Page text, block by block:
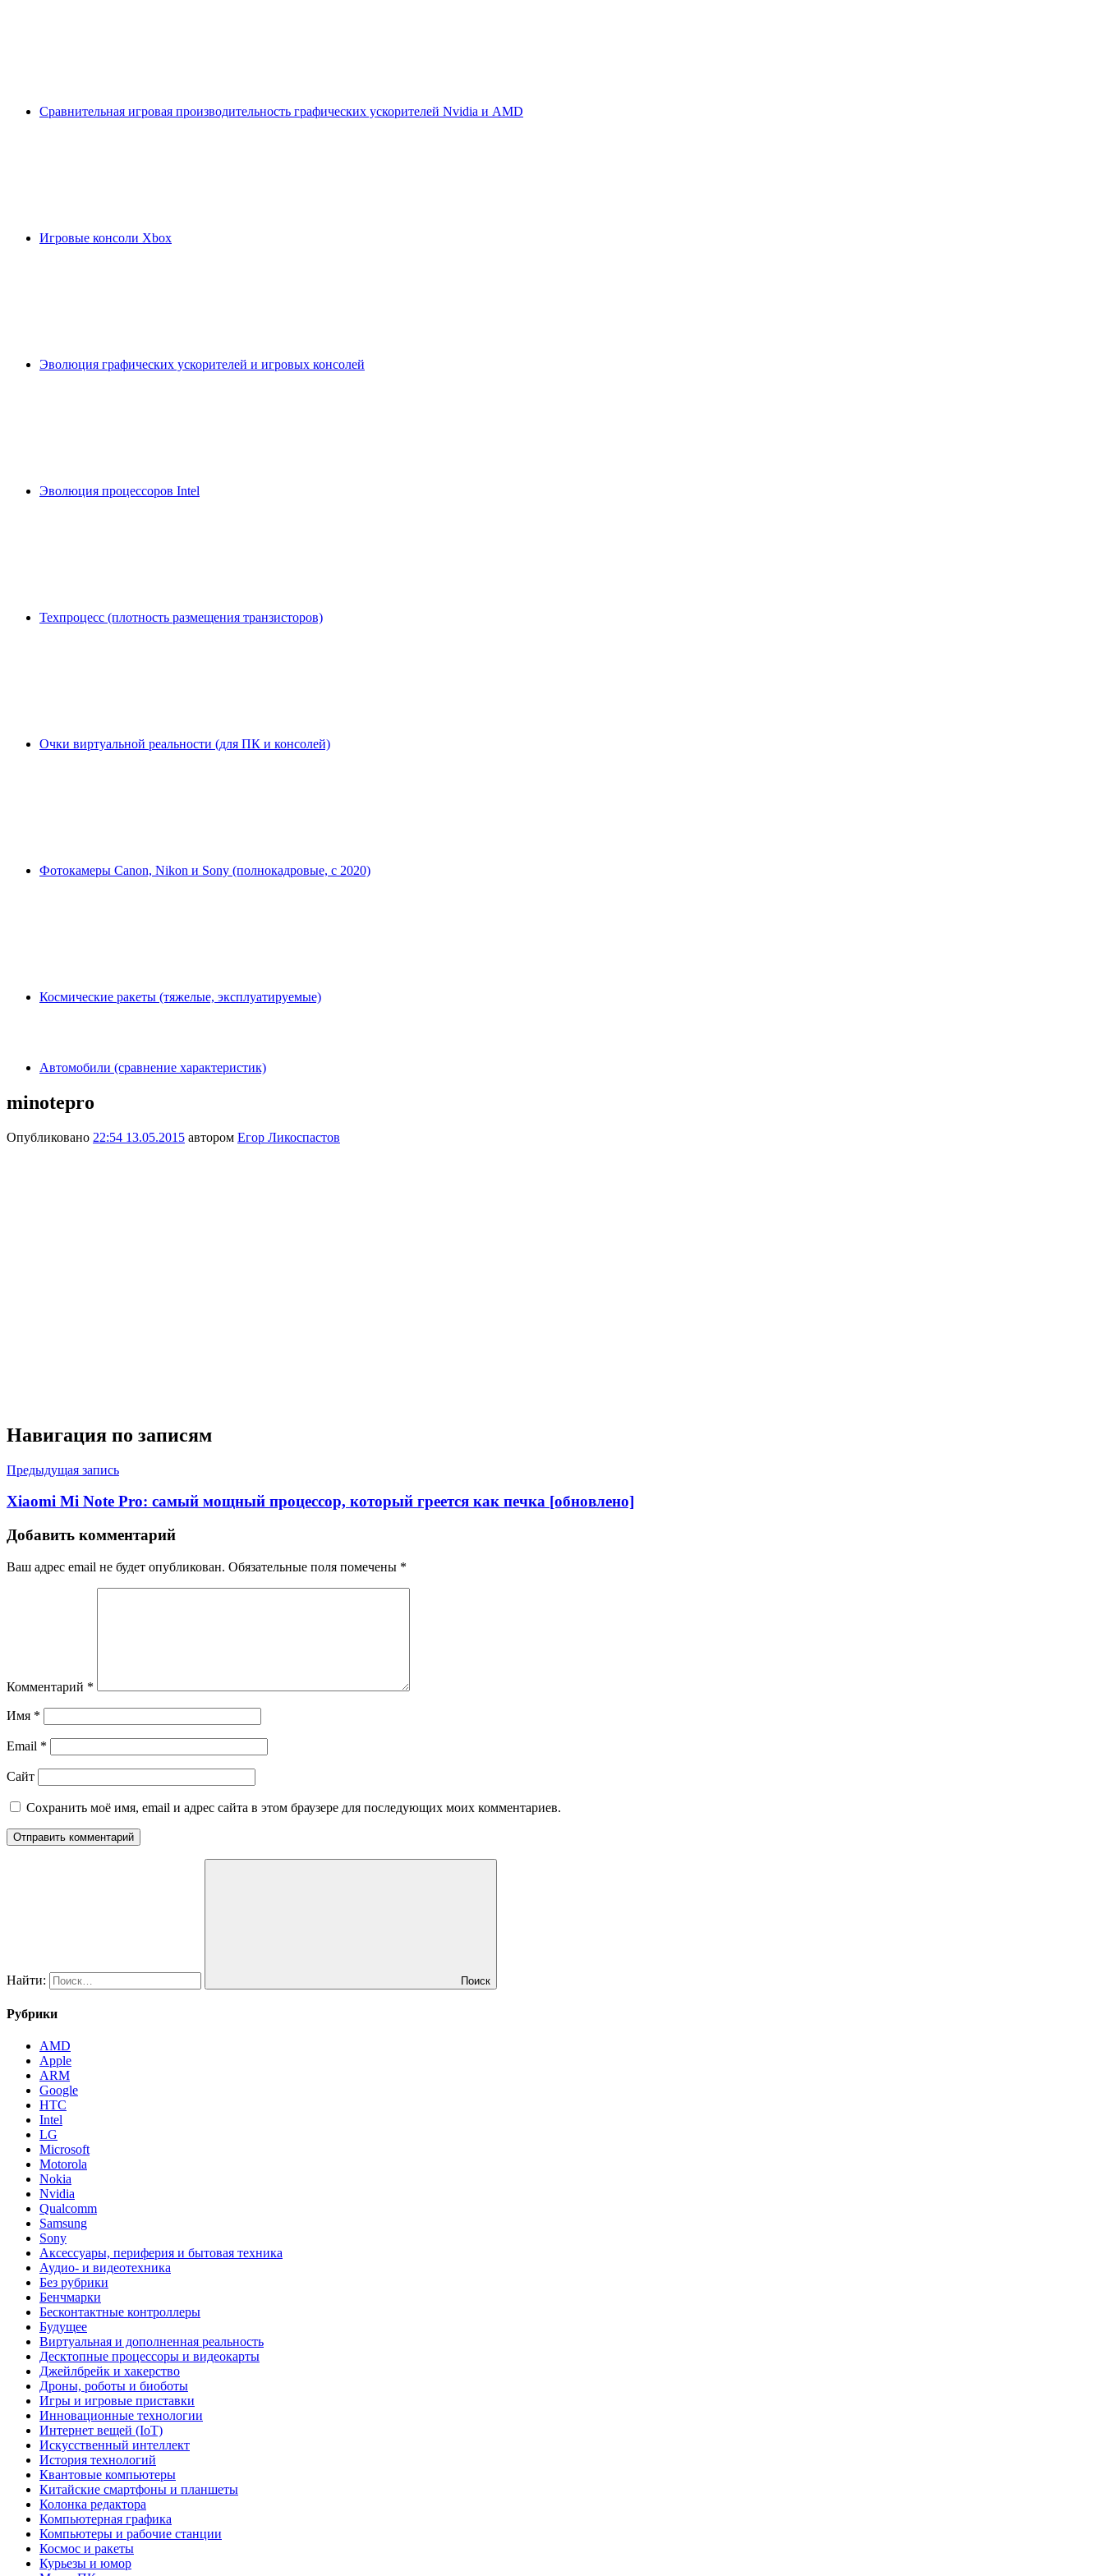
Сравнительная игровая производительность графических ускорителей Nvidia и AMD
Игровые консоли Xbox
Эволюция графических ускорителей и игровых консолей
Эволюция процессоров Intel
Техпроцесс (плотность размещения транзисторов)
Очки виртуальной реальности (для ПК и консолей)
Фотокамеры Canon, Nikon и Sony (полнокадровые, с 2020)
Космические ракеты (тяжелые, эксплуатируемые)
Автомобили (сравнение характеристик)
minotepro
Опубликовано 22:54 13.05.2015 автором Егор Ликоспастов
Навигация по записям
Предыдущая запись
Xiaomi Mi Note Pro: самый мощный процессор, который греется как печка [обновлено]
Добавить комментарий
Ваш адрес email не будет опубликован. Обязательные поля помечены *
Комментарий *
Имя *
Email *
Сайт
Сохранить моё имя, email и адрес сайта в этом браузере для последующих моих комментариев.
Найти: Поиск
Рубрики
AMD
Apple
ARM
Google
HTC
Intel
LG
Microsoft
Motorola
Nokia
Nvidia
Qualcomm
Samsung
Sony
Аксессуары, периферия и бытовая техника
Аудио- и видеотехника
Без рубрики
Бенчмарки
Бесконтактные контроллеры
Будущее
Виртуальная и дополненная реальность
Десктопные процессоры и видеокарты
Джейлбрейк и хакерство
Дроны, роботы и биоботы
Игры и игровые приставки
Инновационные технологии
Интернет вещей (IoT)
Искусственный интеллект
История технологий
Квантовые компьютеры
Китайские смартфоны и планшеты
Колонка редактора
Компьютерная графика
Компьютеры и рабочие станции
Космос и ракеты
Курьезы и юмор